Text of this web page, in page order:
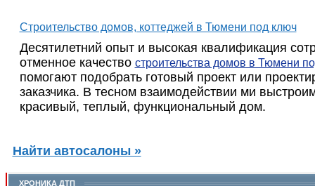
Строительство домов, коттеджей в Тюмени под ключ
Десятилетний опыт и высокая квалификация
отменное качество строительства домов в Тюмени
помогают подобрать готовый проект или
заказчика. В тесном взаимодействии ми
красивый, теплый, функциональный дом.
Найти автосалоны »
ХРОНИКА ДТП